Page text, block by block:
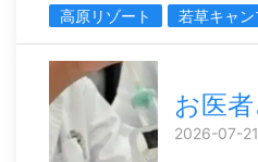
高原リゾート
若草キャン
お医
2026-07-